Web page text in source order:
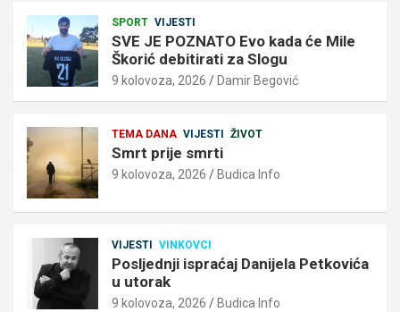
SPORT VIJESTI
SVE JE POZNATO Evo kada će Mile
Škorić debitirati za Slogu
9 kolovoza, 2026 Damir Begović
TEMA DANA VIJESTI ŽIVOT
Smrt prije smrti
9 kolovoza, 2026 Budica Info
VIJESTI VINKOVCI
Posljednji ispraćaj Danijela Petkovića
u utorak
9 kolovoza, 2026 Budica Info